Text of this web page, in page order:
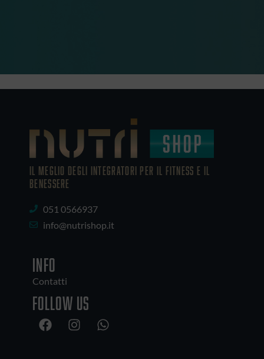
IL MEGLIO DEGLI Integratori PER IL FITNESS E IL
BENESSERE
051 0566937
info@nutrishop.it
INFO
Contatti
Follow us